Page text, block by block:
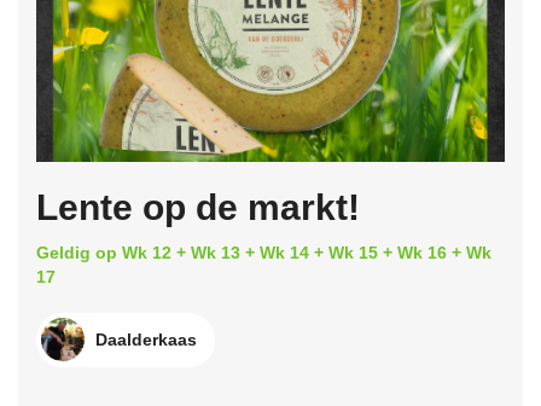
Lente op de markt!
Geldig op Wk 12 + Wk 13 + Wk 14 + Wk 15 + Wk 16 + Wk
17
Daalderkaas